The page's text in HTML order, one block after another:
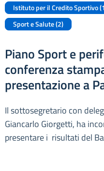
Istituto per il Credito Sportivo
Sport e Salute (2)
Piano Sport e
conferenza
presentazione a
Il sottosegretario con
Giancarlo Giorgetti, ha
presentare i risultati del